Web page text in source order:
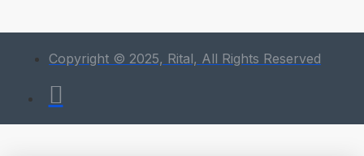
Copyright © 2025, Rital, All Rights Reserved